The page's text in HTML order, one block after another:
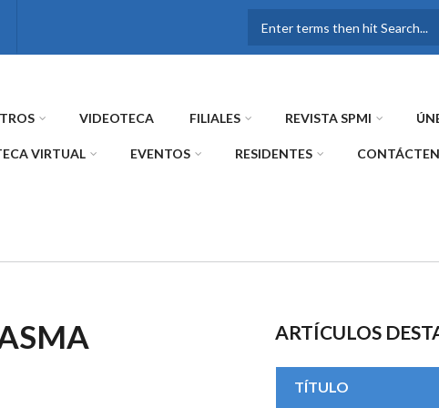
FORMULARIO DE
VIDEOTECA FILIALES REVISTA SPMI
VIRTUAL EVENTOS RESIDENTES
ARTÍCULOS
TÍTULO